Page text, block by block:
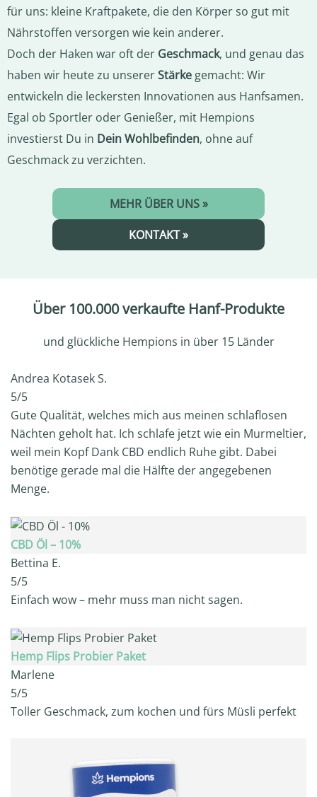
für uns: kleine Kraftpakete, die den Körper so gut mit
Nährstoffen versorgen wie kein anderer.
Doch der Haken war oft der Geschmack, und genau das
haben wir heute zu unsererStärke gemacht: Wir
entwickeln die leckersten Innovationen aus Hanfsamen.
Egal ob Sportler oder Genießer, mit Hempions
investierst Du in Dein Wohlbefinden, ohne auf
Geschmack zu verzichten.
MEHR ÜBER UNS »
KONTAKT »
Über 100.000 verkaufte Hanf-Produkte
und glückliche Hempions in über 15 Länder
Andrea Kotasek S.
5/5
Gute Qualität, welches mich aus meinen schlaflosen
Nächten geholt hat. Ich schlafe jetzt wie ein Murmeltier,
weil mein Kopf Dank CBD endlich Ruhe gibt. Dabei
benötige gerade mal die Hälfte der angegebenen
Menge.
CBD Öl – 10%
Bettina E.
5/5
Einfach wow – mehr muss man nicht sagen.
Hemp Flips Probier Paket
Marlene
5/5
Toller Geschmack, zum kochen und fürs Müsli perfekt